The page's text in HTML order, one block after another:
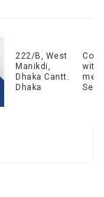
222/B, West
Manikdi,
Dhaka Cantt.
Dhaka
with